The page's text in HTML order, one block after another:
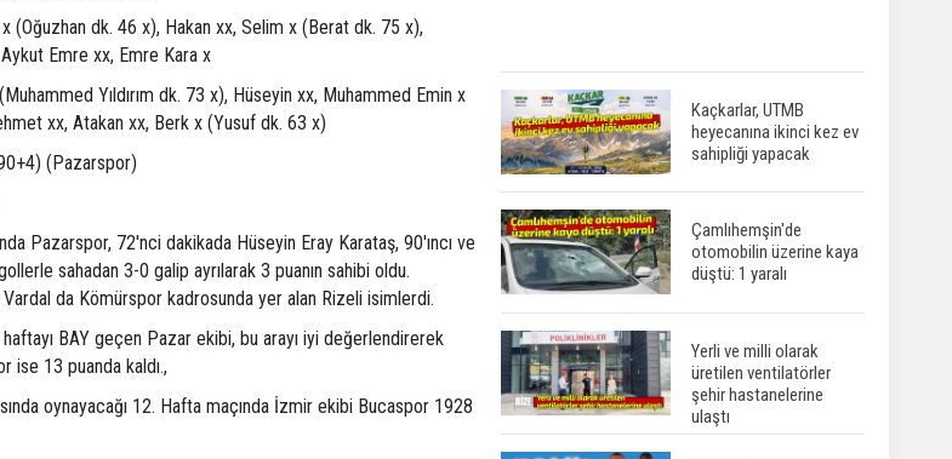
(Oğuzhan dk. 46 x), Hakan xx, Selim x (Berat dk. 75 x),
Emre xx, Emre Kara x
Yıldırım dk. 73 x), Hüseyin xx, Muhammed Emin x
xx, Atakan xx, Berk x (Yusuf dk. 63 x)
(Pazarspor)
Pazarspor, 72'nci dakikada Hüseyin Eray Karataş, 90'ıncı ve
sahadan 3-0 galip ayrılarak 3 puanın sahibi oldu.
da Kömürspor kadrosunda yer alan Rizeli isimlerdi.
BAY geçen Pazar ekibi, bu arayı iyi değerlendirerek
ise 13 puanda kaldı.,
oynayacağı 12. Hafta maçında İzmir ekibi Bucaspor 1928
Kaçkarlar, UTMB
heyecanına ikinci kez ev
sahipliği yapacak
Çamlıhemşin'de
otomobilin üzerine kaya
düştü: 1 yaralı
Yerli ve milli olarak
üretilen ventilatörler
şehir hastanelerine
ulaştı